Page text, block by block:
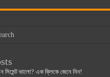
ভালো? এক ক্লিকে জেনে নিন!